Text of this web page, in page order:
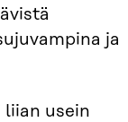
ja
usein